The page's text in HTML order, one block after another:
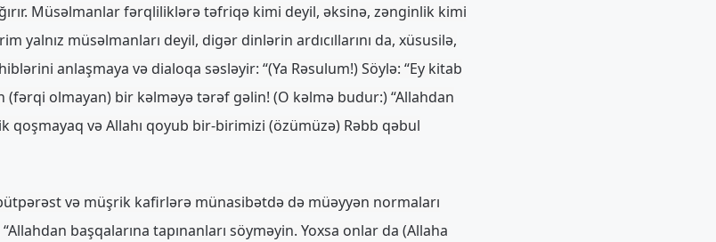
Müsəlmanlar fərqliliklərə təfriqə kimi deyil, əksinə, zənginlik kimi
yalnız müsəlmanları deyil, digər dinlərin ardıcıllarını da, xüsusilə,
anlaşmaya və dialoqa səsləyir: “(Ya Rəsulum!) Söylə: “Ey kitab
(fərqi olmayan) bir kəlməyə tərəf gəlin! (O kəlmə budur:) “Allahdan
qoşmayaq və Allahı qoyub bir-birimizi (özümüzə) Rəbb qəbul
və müşrik kafirlərə münasibətdə də müəyyən normaları
başqalarına tapınanları söyməyin. Yoxsa onlar da (Allaha